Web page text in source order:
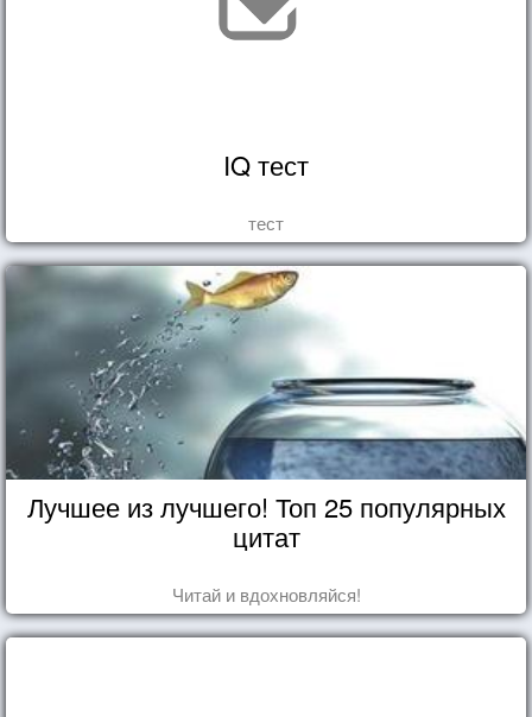
IQ тест
тест
Лучшее из лучшего! Топ 25 популярных
цитат
Читай и вдохновляйся!